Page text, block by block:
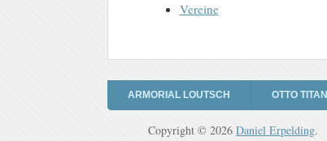
Vereine
ARMORIAL LOUTSCH OTTO
Copyright © 2026 Daniel Erpelding.